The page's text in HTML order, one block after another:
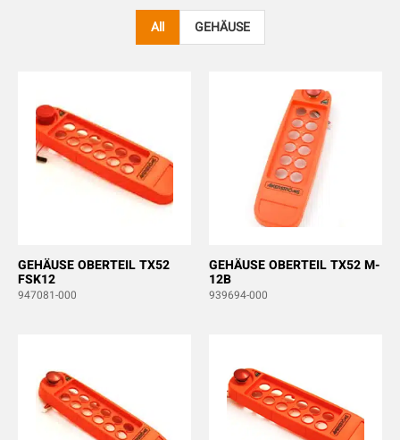
All GEHÄUSE
GEHÄUSE OBERTEIL TX52
FSK12
947081-000
GEHÄUSE OBERTEIL TX52 M-
12B
939694-000